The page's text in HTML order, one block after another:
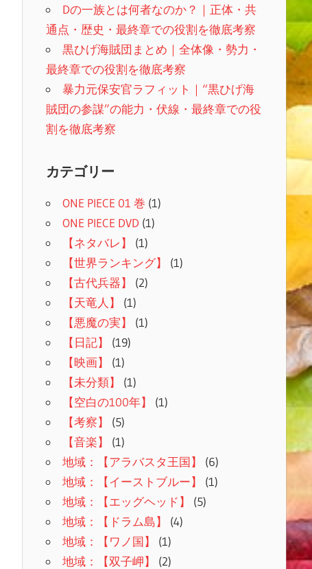
Dの一族とは何者なのか？｜正体・共
通点・歴史・最終章での役割を徹底考察
黒ひげ海賊団まとめ｜全体像・勢力・
最終章での役割を徹底考察
暴力元保安官ラフィット｜“黒ひげ海
賊団の参謀”の能力・伏線・最終章での役
割を徹底考察
カテゴリー
ONE PIECE 01 巻 (1)
ONE PIECE DVD(1)
【ネタバレ】
(1)
【世界ランキング】
(1)
【古代兵器】
(2)
【天竜人】
(1)
【悪魔の実】
(1)
【日記】
(19)
【映画】
(1)
【未分類】
(1)
【空白の100年】
(1)
【考察】
(5)
【音楽】
(1)
地域：【アラバスタ王国】
(6)
地域：【イーストブルー】
(1)
地域：【エッグヘッド】
(5)
地域：【ドラム島】
(4)
地域：【ワノ国】
(1)
地域：【双子岬】
(2)